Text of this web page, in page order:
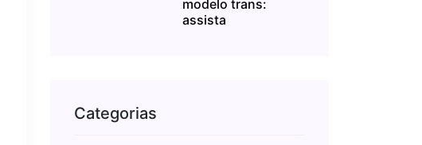
modelo trans:
assista
Categorias